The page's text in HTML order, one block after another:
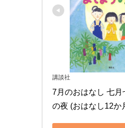
講談社
7月のおはなし 七月
の夜 (おはなし12か